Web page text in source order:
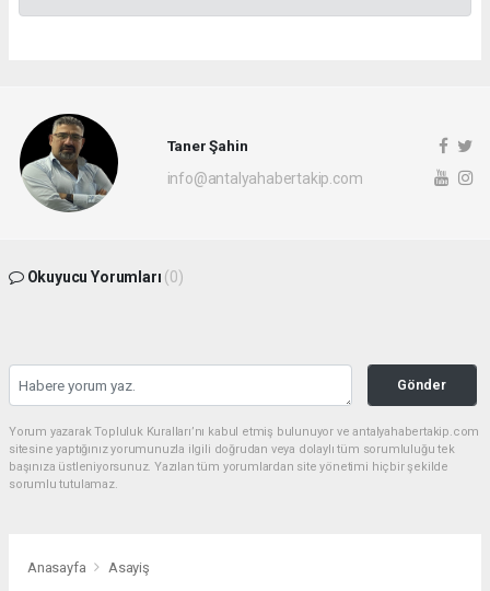
Taner Şahin
info@antalyahabertakip.com
Okuyucu Yorumları (0)
Gönder
Yorum yazarak Topluluk Kuralları’nı kabul etmiş bulunuyor ve antalyahabertakip.com
sitesine yaptığınız yorumunuzla ilgili doğrudan veya dolaylı tüm sorumluluğu tek
başınıza üstleniyorsunuz. Yazılan tüm yorumlardan site yönetimi hiçbir şekilde
sorumlu tutulamaz.
Anasayfa Asayiş